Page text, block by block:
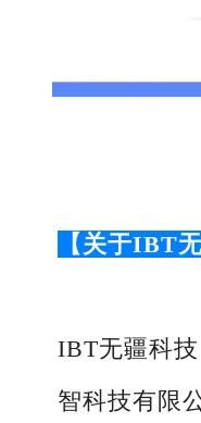
【关于IBT
IBT无疆科
智科技有限